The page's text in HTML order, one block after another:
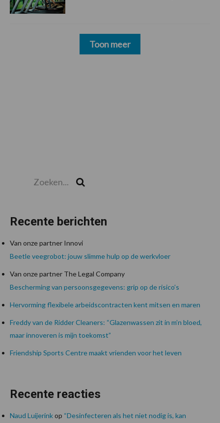
Toon meer
Recente berichten
Van onze partner Innovi
Beetle veegrobot: jouw slimme hulp op de werkvloer
Van onze partner The Legal Company
Bescherming van persoonsgegevens: grip op de risico’s
Hervorming flexibele arbeidscontracten kent mitsen en maren
Freddy van de Ridder Cleaners: “Glazenwassen zit in m’n bloed,
maar innoveren is mijn toekomst”
Friendship Sports Centre maakt vrienden voor het leven
Recente reacties
Naud Luijerinkop “Desinfecteren als het niet nodig is, kan